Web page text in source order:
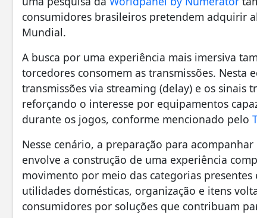
consumidores brasileiros pretendem adquirir
Mundial.
A busca por uma experiência mais imersiva
torcedores consomem as transmissões. Nesta
transmissões via streaming (delay) e os sinais
reforçando o interesse por equipamentos
durante os jogos, conforme mencionado pelo
Nesse cenário, a preparação para
envolve a construção de uma experiência
movimento por meio das categorias
utilidades domésticas, organização e itens
consumidores por soluções que contribuam